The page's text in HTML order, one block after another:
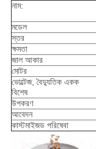
নাম:
মডেল
স্তর
ক্ষমতা
জাল আকার
মোটর
ভোল্টেজ, বৈদ্যুতিক একক
বিশেষ
উপকরণ
আবেদন
কাস্টমাইজড পরিষেবা